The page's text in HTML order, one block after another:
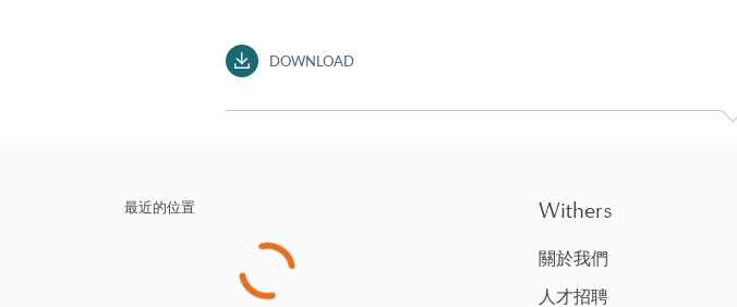
DOWNLOAD
最近的位置 Withers
關於我們
人才招聘